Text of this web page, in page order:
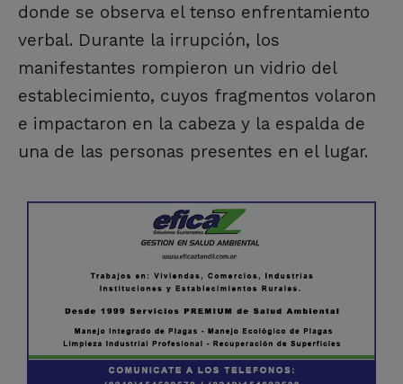
donde se observa el tenso enfrentamiento
verbal. Durante la irrupción, los
manifestantes rompieron un vidrio del
establecimiento, cuyos fragmentos volaron
e impactaron en la cabeza y la espalda de
una de las personas presentes en el lugar.